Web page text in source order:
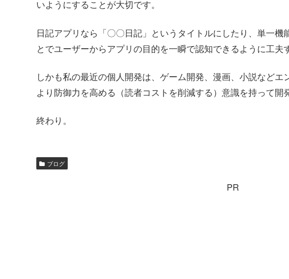
いようにすることが大切です。
日記アプリなら「〇〇日記」というタイトルにしたり、単一機
とでユーザーからアプリの目的を一瞬で認知できるように工夫
しかも私の最近の個人開発は、ゲーム開発、漫画、小説などエ
より防御力を高める（読者コストを削減する）意識を持って開
終わり。
ブログ
PR